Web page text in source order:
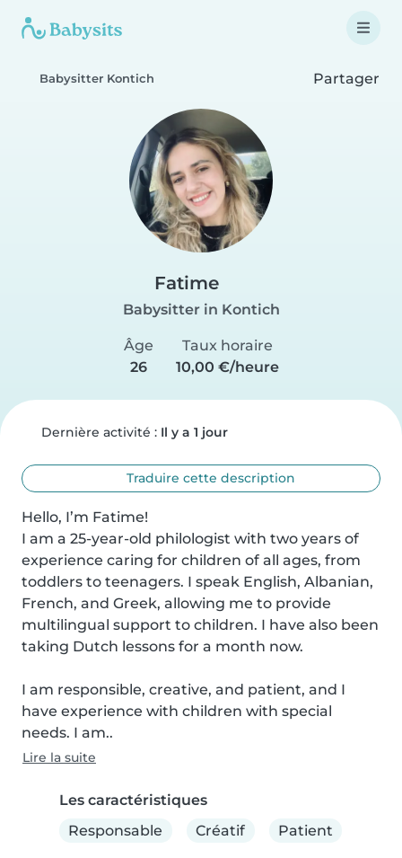
Babysitter Kontich Partager
Fatime
Babysitter in Kontich
Âge
26
Taux horaire
10,00 €/heure
Dernière activité : Il y a 1 jour
Traduire cette description
Hello, I’m Fatime!
I am a 25-year-old philologist with two years of
experience caring for children of all ages, from
toddlers to teenagers. I speak English, Albanian,
French, and Greek, allowing me to provide
multilingual support to children. I have also been
taking Dutch lessons for a month now.
I am responsible, creative, and patient, and I
have experience with children with special
needs. I am..
Lire la suite
Les caractéristiques
Responsable
Créatif Patient